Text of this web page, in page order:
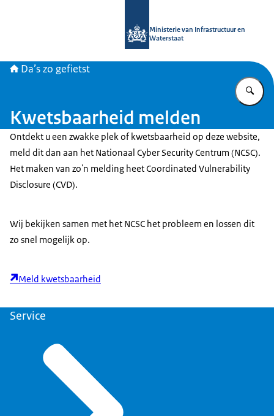
Ministerie van Infrastructuur en
Waterstaat
Da’s zo gefietst
Kwetsbaarheid melden
Ontdekt u een zwakke plek of kwetsbaarheid op deze website,
meld dit dan aan het Nationaal Cyber SecurityCentrum (NCSC).
Het maken van zo'n melding heetCoordinated Vulnerability
Disclosure (CVD).
Wij bekijken samen met het NCSC het probleem en lossen dit
zo snel mogelijk op.
Meld kwetsbaarheid
Service